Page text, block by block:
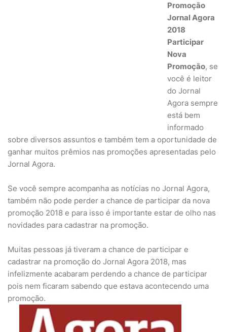
Promoção
Jornal Agora
2018
Participar
Nova
Promoção, se
você é leitor
do Jornal
Agora sempre
está bem
informado
sobre diversos assuntos e também tem a oportunidade de
ganhar muitos prêmios nas promoções apresentadas pelo
Jornal Agora.
Se você sempre acompanha as notícias no Jornal Agora,
também não pode perder a chance de participar da nova
promoção 2018 e para isso é importante estar de olho nas
novidades para cadastrar na promoção.
Muitas pessoas já tiveram a chance de participar e
cadastrar na promoção do Jornal Agora 2018, mas
infelizmente acabaram perdendo a chance de participar
pois nem ficaram sabendo que estava acontecendo uma
promoção.